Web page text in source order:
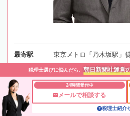
最寄駅 東京メトロ「乃木坂駅」
所在地
〒107-0052 東京都港区
フォーラム 513号室
対応エリア
税理士選びに悩んだら、 朝日新聞社運営
24時間受付中
メールで相談する
税理士紹介